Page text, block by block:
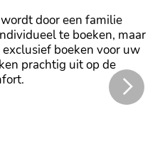
door een familie
te boeken, maar
boeken voor uw
prachtig uit op de
badkamers